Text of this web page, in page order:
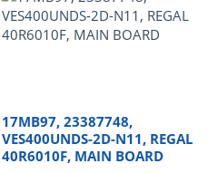
17MB97, 23387748,
VES400UNDS-2D-N11, REGAL
40R6010F, MAIN BOARD